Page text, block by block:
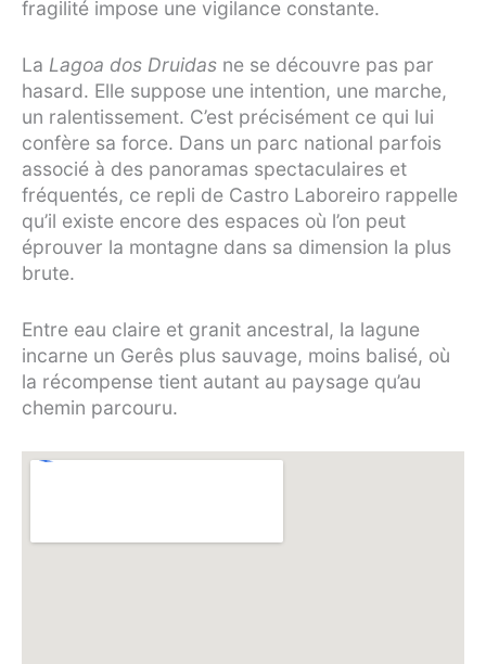
fragilité impose une vigilance constante.
La Lagoa dos Druidas ne se découvre pas par
hasard. Elle suppose une intention, une marche,
un ralentissement. C’est précisément ce qui lui
confère sa force. Dans un parc national parfois
associé à des panoramas spectaculaires et
fréquentés, ce repli de Castro Laboreiro rappelle
qu’il existe encore des espaces où l’on peut
éprouver la montagne dans sa dimension la plus
brute.
Entre eau claire et granit ancestral, la lagune
incarne un Gerês plus sauvage, moins balisé, où
la récompense tient autant au paysage qu’au
chemin parcouru.